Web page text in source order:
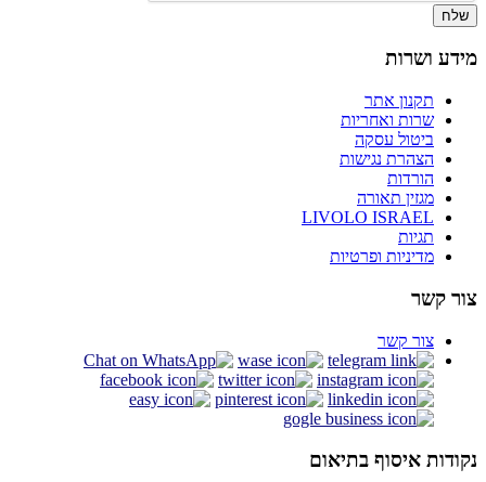
שלח
מידע ושרות
תקנון אתר
שרות ואחריות
ביטול עסקה
הצהרת נגישות
הורדות
מגזין תאורה
LIVOLO ISRAEL
תגיות
מדיניות ופרטיות
צור קשר
צור קשר
נקודות איסוף בתיאום